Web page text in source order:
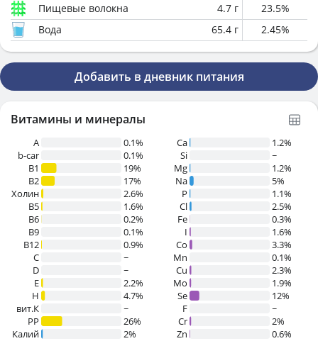
Пищевые волокна
4.7 г 23.5%
Вода
65.4 г 2.45%
Добавить в дневник питания
Витамины и минералы
A
0.1%
b-car
0.1%
В1
19%
B2
17%
Холин
2.6%
B5
1.6%
B6
0.2%
B9
0.1%
B12
0.9%
C
~
D
~
E
2.2%
H
4.7%
вит.К
~
PP
26%
Калий
2%
Ca
1.2%
Si
~
Mg
1.2%
Na
5%
P
1.1%
Cl
2.5%
Fe
0.3%
I
1.6%
Co
3.3%
Mn
0.1%
Cu
2.3%
Mo
1.9%
Se
12%
F
~
Cr
2%
Zn
0.6%